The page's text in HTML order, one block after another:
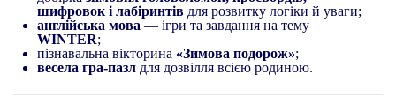
шифровок і лабіринтівдля розвитку логіки й уваги;
англійська мова — ігри та завдання на тему
WINTER;
пізнавальна вікторина «Зимова подорож»;
весела гра-пазлдля дозвілля всією родиною.